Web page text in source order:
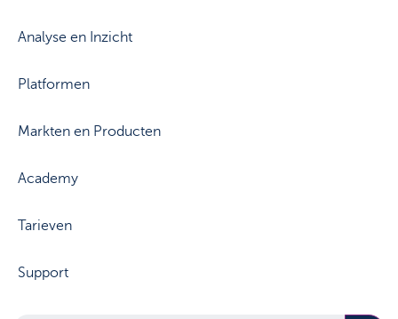
Analyse en Inzicht
Platformen
Markten en Producten
Academy
Tarieven
Support